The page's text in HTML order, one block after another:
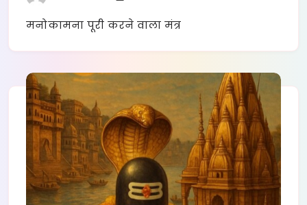
मनोकामना पूरी करने वाला मंत्र